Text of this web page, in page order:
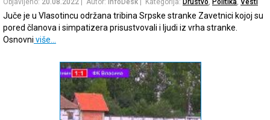
Objavljeno: 20.08.2022 | Autor: InfoDesk | Kategorija: Drustvo, Politika, Vesti
Juče je u Vlasotincu održana tribina Srpske stranke Zavetnici kojoj su
pored članova i simpatizera prisustvovali i ljudi iz vrha stranke.
Osnovni više…